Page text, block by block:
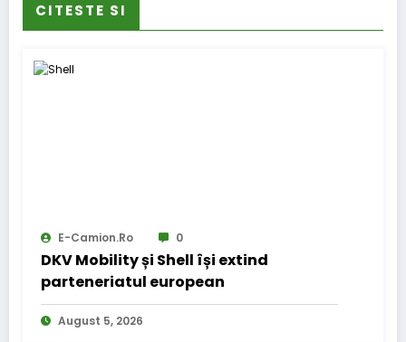
CITESTE SI
E-Camion.ro 0
DKV Mobility și Shell își extind
parteneriatul european
August 5, 2026